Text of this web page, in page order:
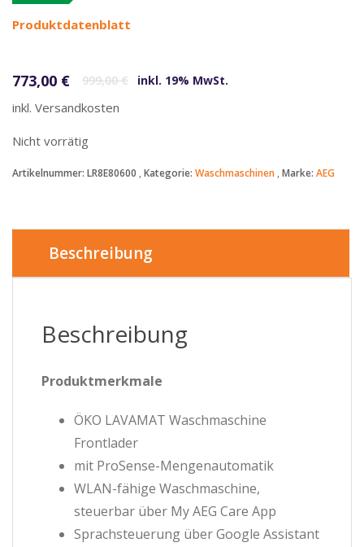
Produktdatenblatt
999,00€
773,00 € inkl. 19% MwSt.
inkl. Versandkosten
Nicht vorrätig
Artikelnummer: LR8E80600 Kategorie: Waschmaschinen Marke: AEG
Beschreibung
Beschreibung
Produktmerkmale
ÖKO LAVAMAT Waschmaschine
Frontlader
mit ProSense-Mengenautomatik
WLAN-fähige Waschmaschine,
steuerbar über My AEG Care App
Sprachsteuerung über Google Assistant